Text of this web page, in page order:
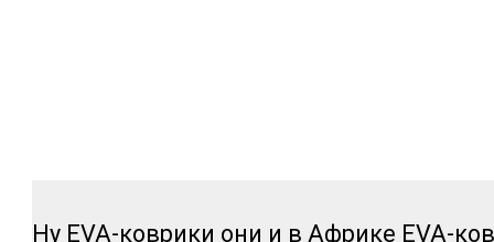
Ну EVA-коврики они и в Африке EVA-